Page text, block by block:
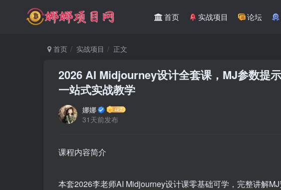
首页 实战项目 论坛
首页 实战项目 正文
2026 AI Midjourney设计全套课，MJ参数提
一站式实战教学
娜娜
31天前发布
课程内容简介
本套2026李老师AI Midjourney设计课零基础可学，完整讲解